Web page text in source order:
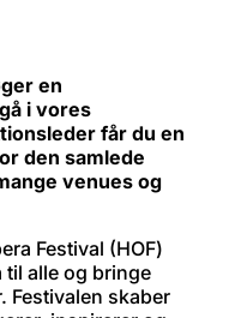
en
i vores
får du en
den samlede
venues og
Festival (HOF)
til alle og bringe
Festivalen skaber